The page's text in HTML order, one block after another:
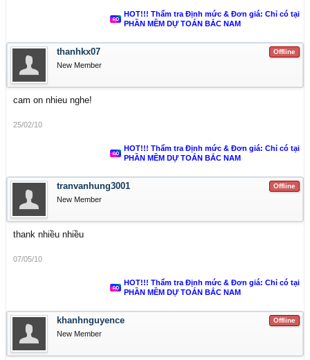
HOT!!! Thẩm tra Định mức & Đơn giá: Chỉ có tại
PHẦN MỀM DỰ TOÁN BẮC NAM
Offline
thanhkx07
New Member
cam on nhieu nghe!
25/02/10
HOT!!! Thẩm tra Định mức & Đơn giá: Chỉ có tại
PHẦN MỀM DỰ TOÁN BẮC NAM
Offline
tranvanhung3001
New Member
thank nhiều nhiều
07/05/10
HOT!!! Thẩm tra Định mức & Đơn giá: Chỉ có tại
PHẦN MỀM DỰ TOÁN BẮC NAM
Offline
khanhnguyence
New Member